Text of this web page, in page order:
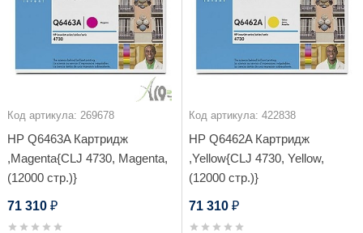
Код артикула: 269678
HP Q6463A Картридж
,Magenta{CLJ 4730, Magenta,
(12000 стр.)}
71 310 ₽
Код артикула: 422838
HP Q6462A Картридж
,Yellow{CLJ 4730, Yellow,
(12000 стр.)}
71 310 ₽